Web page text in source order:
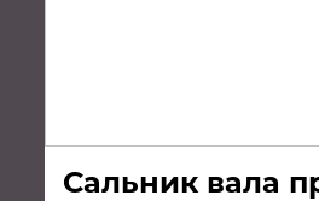
Сальник вала